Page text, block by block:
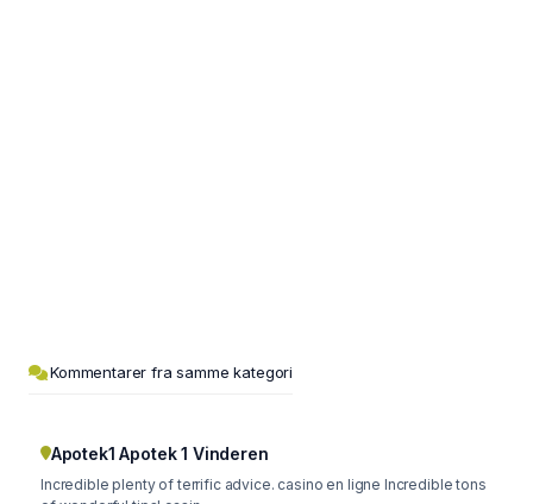
Kommentarer fra samme kategori
Apotek1 Apotek 1 Vinderen
Incredible plenty of terrific advice. casino en ligne Incredible tons